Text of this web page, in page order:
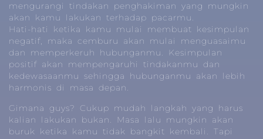
mengurangi tindakan penghakiman yang mungkin
akan kamu lakukan terhadap pacarmu.
Hati-hati ketika kamu mulai membuat kesimpulan
negatif, maka cemburu akan mulai menguasaimu
dan memperkeruh hubunganmu. Kesimpulan
positif akan mempengaruhi tindakanmu dan
kedewasaanmu sehingga hubunganmu akan lebih
harmonis di masa depan.
Gimana guys? Cukup mudah langkah yang harus
kalian lakukan bukan. Masa lalu mungkin akan
buruk ketika kamu tidak bangkit kembali. Tapi